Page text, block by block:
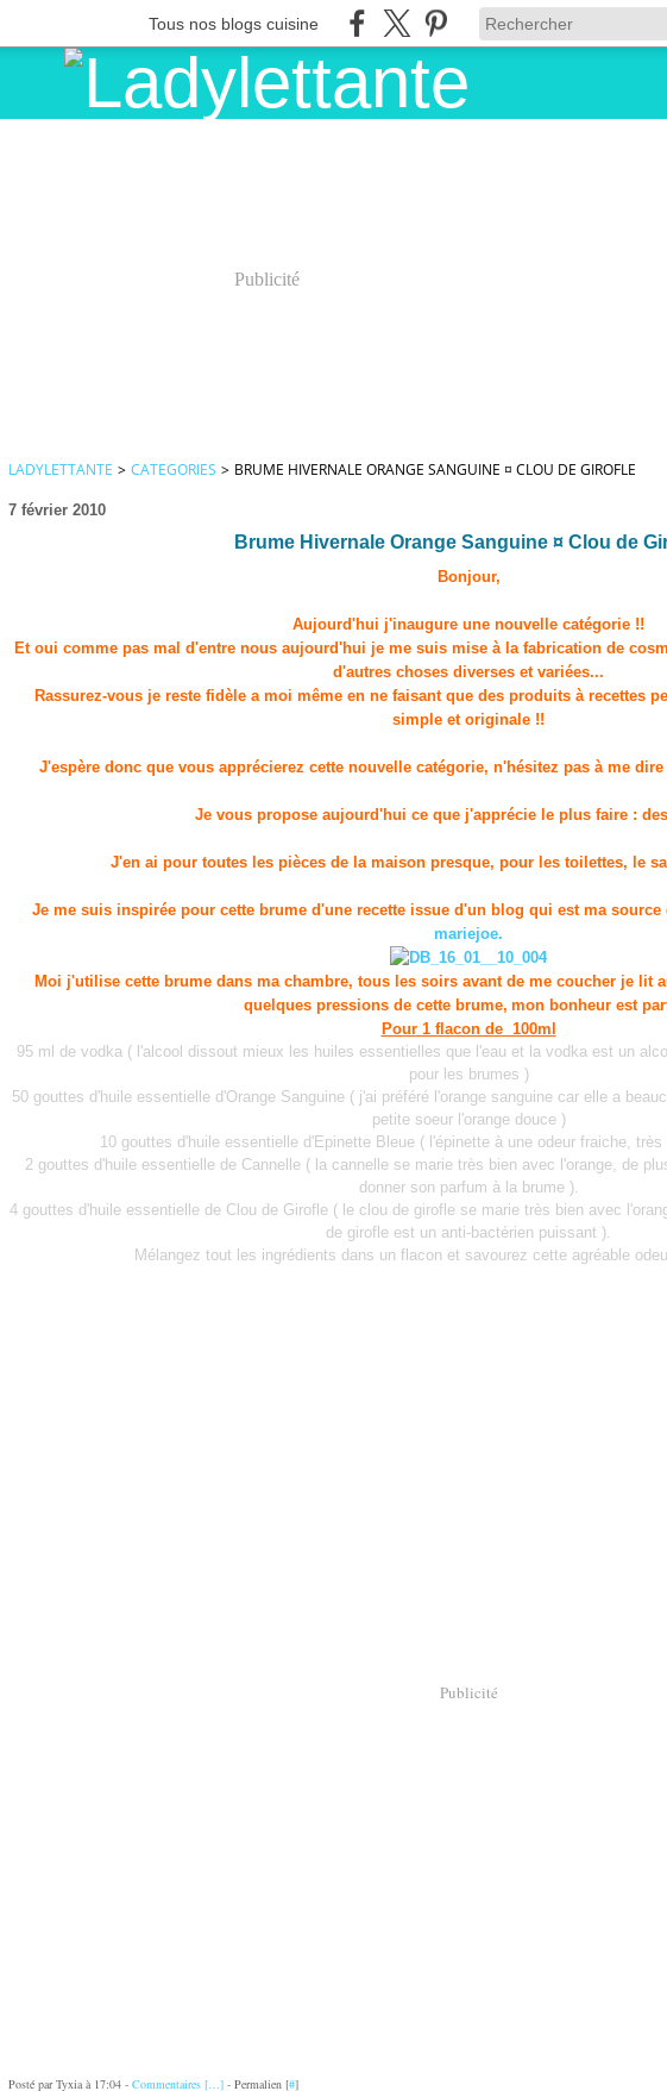
Tous nos blogs cuisine
Publicité
LADYLETTANTE > CATEGORIES > BRUME HIVERNALE ORANGE SANGUINE ¤ CLOU DE GIROFLE
7 février 2010
Brume Hivernale Orange Sanguine ¤ Clou de
Bonjour,
Aujourd'hui j'inaugure une nouvelle catégorie !!
Et oui comme pas mal d'entre nous aujourd'hui je me suis mise à la fabrication de
d'autres choses diverses et variées...
Rassurez-vous je reste fidèle a moi même en ne faisant que des produits à recettes
simple et originale !!
J'espère donc que vous apprécierez cette nouvelle catégorie, n'hésitez pas à me
Je vous propose aujourd'hui ce que j'apprécie le plus faire :
J'en ai pour toutes les pièces de la maison presque, pour les toilettes, le
Je me suis inspirée pour cette brume d'une recette issue d'un blog qui est ma
mariejoe.
Moi j'utilise cette brume dans ma chambre, tous les soirs avant de me coucher je lit
quelques pressions de cette brume, mon bonheur est
Pour 1 flacon de 100ml
95 ml de vodka ( l'alcool dissout mieux les huiles essentielles que l'eau et la vodka est un
pour les brumes )
50 gouttes d'huile essentielle d'Orange Sanguine ( j'ai préféré l'orange sanguine car elle a
petite soeur l'orange douce )
10 gouttes d'huile essentielle d'Epinette Bleue ( l'épinette à une odeur fraiche,
2 gouttes d'huile essentielle de Cannelle ( la cannelle se marie très bien avec l'orange, de
donner son parfum à la brume ).
4 gouttes d'huile essentielle de Clou de Girofle ( le clou de girofle se marie très bien avec
de girofle est un anti-bactérien puissant ).
Mélangez tout les ingrédients dans un flacon et savourez cette agréable
Publicité
Posté par Tyxia à 17:04 - Commentaires […]- Permalien [#]